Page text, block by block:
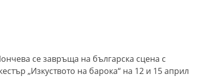
се завръща на българска сцена с
„Изкуството на барока“ на 12 и 15 април